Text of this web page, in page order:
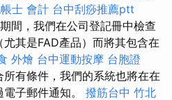
士 會計 台中刮痧推薦ptt
間，我們在公司登記冊中檢查
其是FAD產品）而將其包含在
外燴 台中運動按摩 台胞證
有條件，我們的系統也將在在
子郵件通知。 撥筋台中 竹北